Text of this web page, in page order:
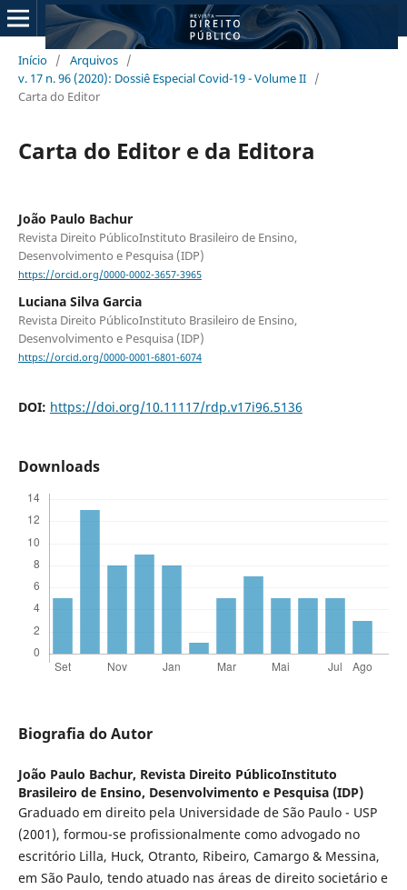
Início / Arquivos /
v. 17 n. 96 (2020): Dossiê Especial Covid-19 - Volume II /
Carta do Editor
Carta do Editor e da Editora
João Paulo Bachur
Revista Direito PúblicoInstituto Brasileiro de Ensino,
Desenvolvimento e Pesquisa (IDP)
https://orcid.org/0000-0002-3657-3965
Luciana Silva Garcia
Revista Direito PúblicoInstituto Brasileiro de Ensino,
Desenvolvimento e Pesquisa (IDP)
https://orcid.org/0000-0001-6801-6074
DOI: https://doi.org/10.11117/rdp.v17i96.5136
Downloads
Biografia do Autor
João Paulo Bachur, Revista Direito PúblicoInstituto
Brasileiro de Ensino, Desenvolvimento e Pesquisa (IDP)
Graduado em direito pela Universidade de São Paulo - USP
(2001), formou-se profissionalmente como advogado no
escritório Lilla, Huck, Otranto, Ribeiro, Camargo & Messina,
em São Paulo, tendo atuado nas áreas de direito societário e